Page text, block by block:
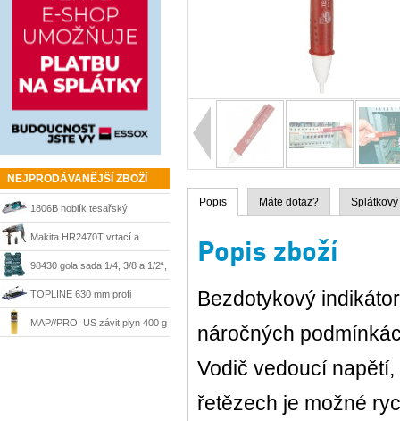
NEJPRODÁVANĚJŠÍ ZBOŽÍ
1806B hoblík tesařský
velkoplošný 170 mm Makita
Makita HR2470T vrtací a
sekací kladivo 780 W, SDS-
Plus
98430 gola sada 1/4, 3/8 a 1/2“,
215 dílů + kufr Mannesmann
TOPLINE 630 mm profi
řezačka Kaufmann
MAP//PRO, US závit plyn 400 g
Popis Máte dotaz?
Popis zboží
Bezdotykový
náročných
Vodič vedoucí
řetězech je možné